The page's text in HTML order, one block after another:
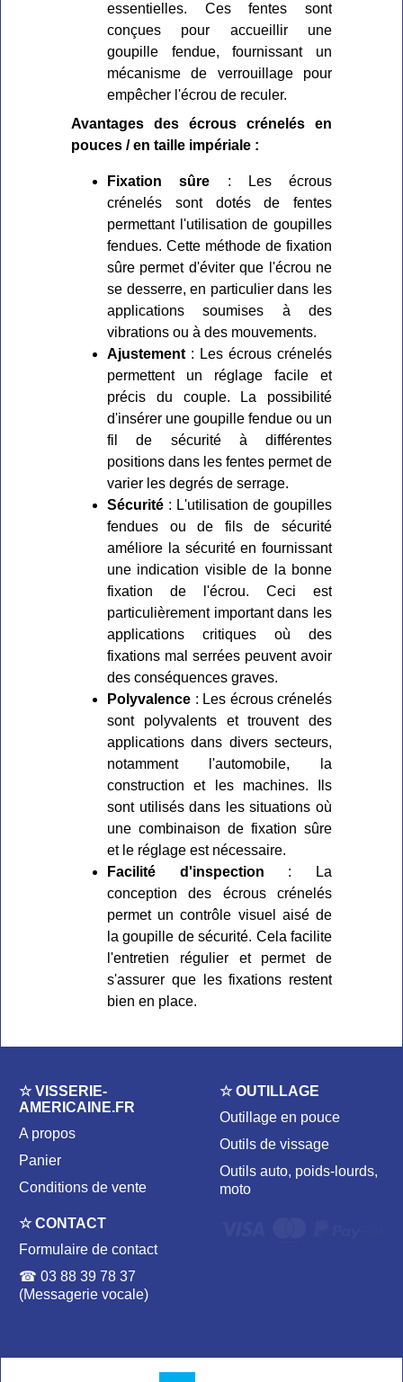
essentielles. Ces fentes sont
conçues pour accueillir une
goupille fendue, fournissant un
mécanisme de verrouillage pour
empêcher l'écrou de reculer.
Avantages des écrous crénelés en
pouces / en taille impériale :
Fixation sûre : Les écrous
crénelés sont dotés de fentes
permettant l'utilisation de goupilles
fendues. Cette méthode de fixation
sûre permet d'éviter que l'écrou ne
se desserre, en particulier dans les
applications soumises à des
vibrations ou à des mouvements.
Ajustement : Les écrous crénelés
permettent un réglage facile et
précis du couple. La possibilité
d'insérer une goupille fendue ou un
fil de sécurité à différentes
positions dans les fentes permet de
varier les degrés de serrage.
Sécurité : L'utilisation de goupilles
fendues ou de fils de sécurité
améliore la sécurité en fournissant
une indication visible de la bonne
fixation de l'écrou. Ceci est
particulièrement important dans les
applications critiques où des
fixations mal serrées peuvent avoir
des conséquences graves.
Polyvalence : Les écrous crénelés
sont polyvalents et trouvent des
applications dans divers secteurs,
notamment l'automobile, la
construction et les machines. Ils
sont utilisés dans les situations où
une combinaison de fixation sûre
et le réglage est nécessaire.
Facilité d'inspection : La
conception des écrous crénelés
permet un contrôle visuel aisé de
la goupille de sécurité. Cela facilite
l'entretien régulier et permet de
s'assurer que les fixations restent
bien en place.
☆ VISSERIE-
AMERICAINE.FR
A propos
Panier
Conditions de vente
☆ OUTILLAGE
Outillage en pouce
Outils de vissage
Outils auto, poids-lourds,
moto
☆ CONTACT
Formulaire de contact
☎ 03 88 39 78 37
(Messagerie vocale)